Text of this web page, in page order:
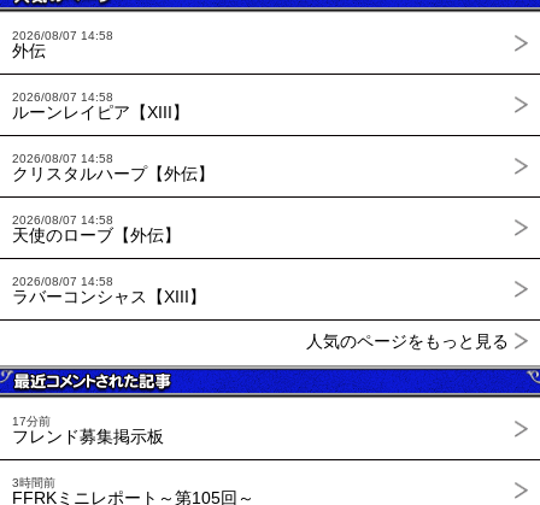
2026/08/07 14:58
外伝
2026/08/07 14:58
ルーンレイピア【XIII】
2026/08/07 14:58
クリスタルハープ【外伝】
2026/08/07 14:58
天使のローブ【外伝】
2026/08/07 14:58
ラバーコンシャス【XIII】
人気のページをもっと見る
17分前
フレンド募集掲示板
3時間前
FFRKミニレポート～第105回～